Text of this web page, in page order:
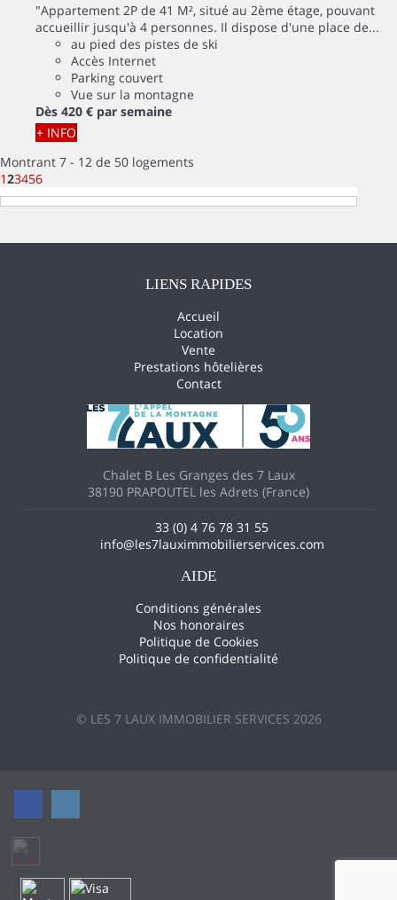
"Appartement 2P de 41 M², situé au 2ème étage, pouvant
accueillir jusqu'à 4 personnes. Il dispose d'une place de...
au pied des pistes de ski
Accès Internet
Parking couvert
Vue sur la montagne
Dès 420 € par semaine
+ INFO
Montrant 7 - 12 de 50 logements
123456
LIENS RAPIDES
Accueil
Location
Vente
Prestations hôtelières
Contact
Chalet B Les Granges des 7 Laux
38190 PRAPOUTEL les Adrets (France)
33 (0) 4 76 78 31 55
info@les7lauximmobilierservices.com
AIDE
Conditions générales
Nos honoraires
Politique de Cookies
Politique de confidentialité
© LES 7 LAUX IMMOBILIER SERVICES 2026